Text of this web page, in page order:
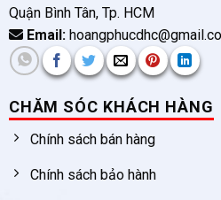
Quận Bình Tân, Tp. HCM
Email:
CHĂM SÓC KHÁCH HÀNG
Chính sách bán hàng
Chính sách bảo hành